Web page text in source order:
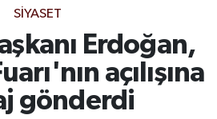
SIYASET
Erdoğan,
açılışına
gönderdi
Trafik Yoğunluk Haritası
ve Fikstür